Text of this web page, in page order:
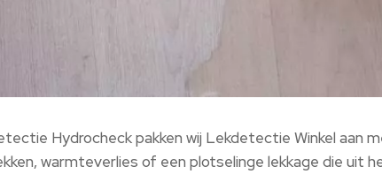
Hydrocheck pakken wij Lekdetectie Winkel aan
warmteverlies of een plotselinge lekkage die